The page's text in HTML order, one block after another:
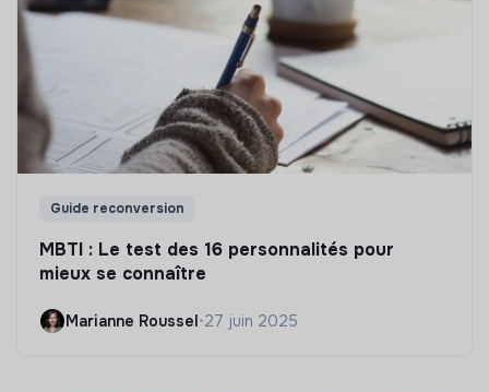
Guide reconversion
MBTI : Le test des 16 personnalités pour
mieux se connaître
Marianne Roussel•27 juin 2025